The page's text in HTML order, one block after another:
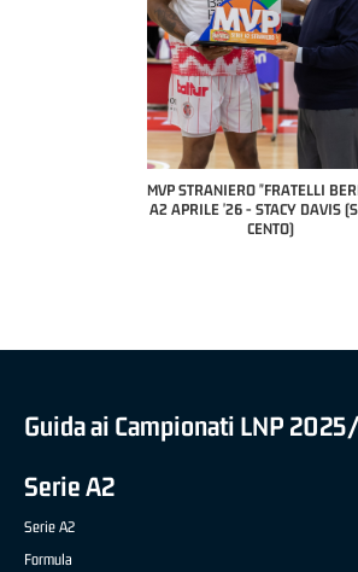
MVP "FRATELLI BERETTA"
DILAS B NAZIONALE APRILE
MARCO RESTELLI (TAV
Guida ai Campionati LNP
Serie A2
Serie A2
Formula